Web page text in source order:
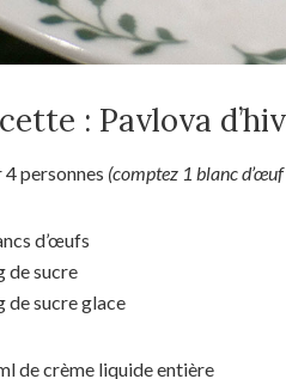
: Pavlova
4 personnes (comptez 1 blanc
d’œufs
de sucre
de sucre glace
de crème liquide entière